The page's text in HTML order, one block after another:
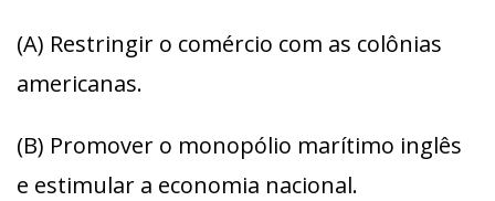
(A) Restringir o comércio com as colônias
americanas.
(B) Promover o monopólio marítimo inglês
e estimular a economia nacional.